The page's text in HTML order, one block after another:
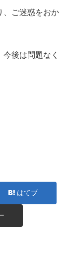
、ご迷惑をおか
後は問題なく
はてブ